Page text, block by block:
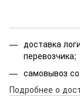
доставка
перевозчика;
самовывоз со
Подробнее о